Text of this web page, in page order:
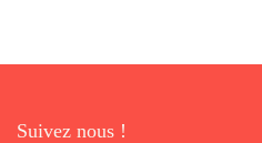
Suivez nous !